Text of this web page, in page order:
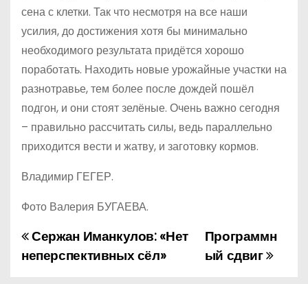
сена с клетки. Так что несмотря на все наши
усилия, до достижения хотя бы минимально
необходимого результата придётся хорошо
поработать. Находить новые урожайные участки на
разнотравье, тем более после дождей пошёл
подгон, и они стоят зелёные. Очень важно сегодня
– правильно рассчитать силы, ведь параллельно
приходится вести и жатву, и заготовку кормов.
Владимир ГЕГЕР.
Фото Валерия БУГАЕВА.
Н
Программн
ый сдвиг
Сержан Иманкулов: «Нет
неперспективных сёл»